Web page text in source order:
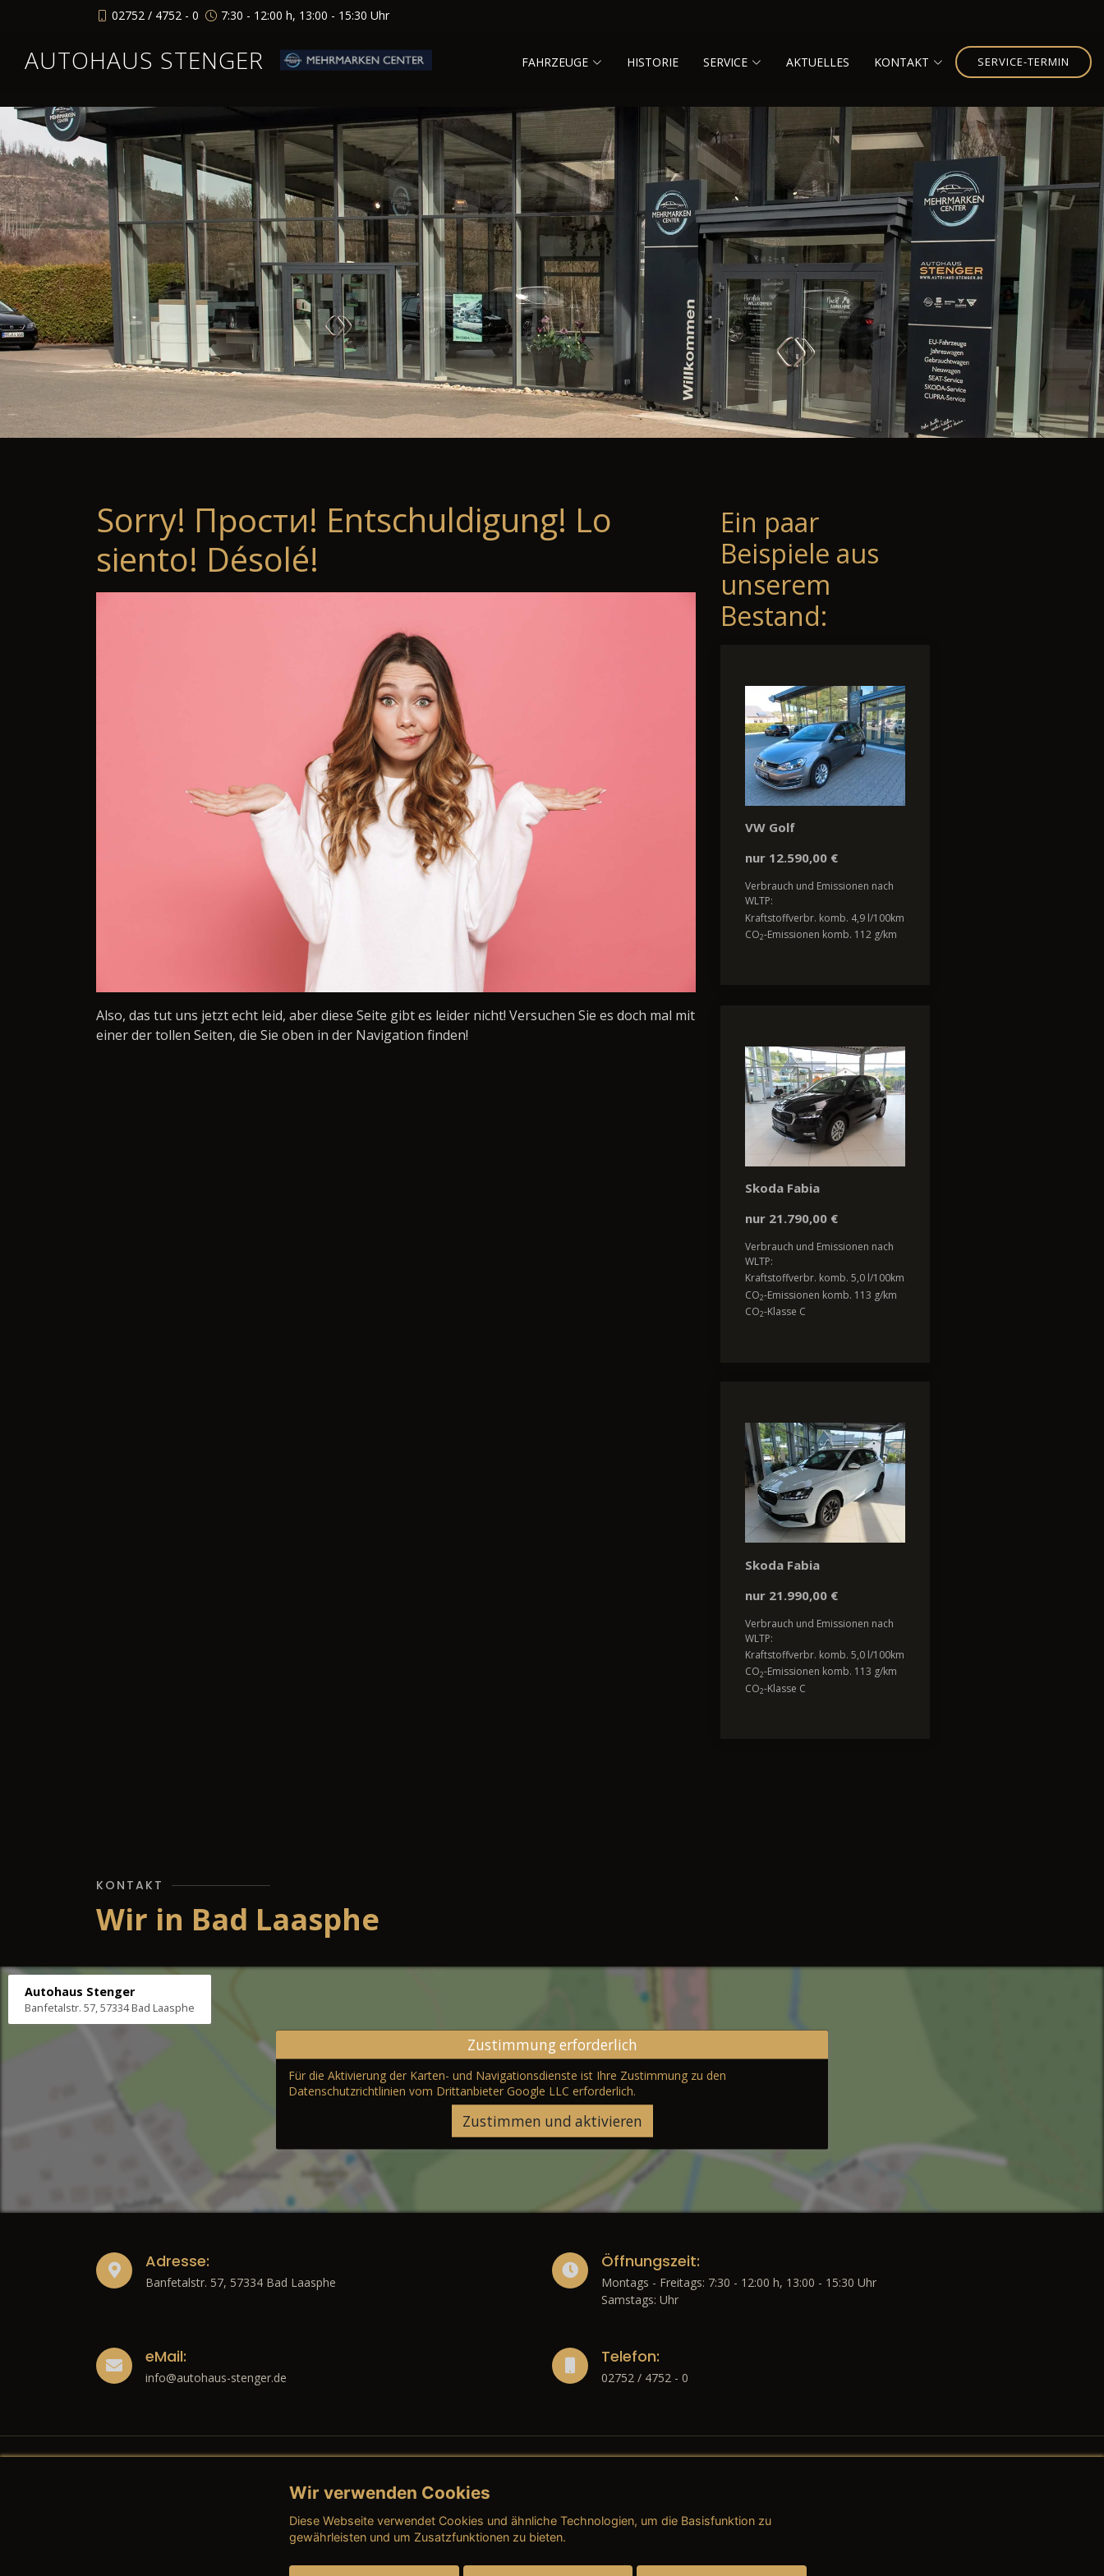
02752 / 4752 - 0 7:30 - 12:00 h, 13:00 - 15:30 Uhr
AUTOHAUS STENGER FAHRZEUGE HISTORIE SERVICE AKTUELLES KONTAKT SERVICE-TERMIN
Sorry! Прости! Entschuldigung! Lo
siento! Désolé!
Also, das tut uns jetzt echt leid, aber diese Seite gibt es leider nicht! Versuchen Sie es doch mal mit
einer der tollen Seiten, die Sie oben in der Navigation finden!
Ein paar
Beispiele aus
unserem
Bestand:
VW Golf
nur 12.590,00 €
Verbrauch und Emissionen nach
WLTP:
Kraftstoffverbr. komb. 4,9 l/100km
CO2-Emissionen komb. 112 g/km
Skoda Fabia
nur 21.790,00 €
Verbrauch und Emissionen nach
WLTP:
Kraftstoffverbr. komb. 5,0 l/100km
CO2-Emissionen komb. 113 g/km
CO2-Klasse C
Skoda Fabia
nur 21.990,00 €
Verbrauch und Emissionen nach
WLTP:
Kraftstoffverbr. komb. 5,0 l/100km
CO2-Emissionen komb. 113 g/km
CO2-Klasse C
KONTAKT
Wir in Bad Laasphe
Autohaus Stenger
Banfetalstr. 57, 57334 Bad Laasphe
Zustimmung erforderlich
Für die Aktivierung der Karten- und Navigationsdienste ist Ihre Zustimmung zu den
Datenschutzrichtlinien vom Drittanbieter Google LLC erforderlich.
Zustimmen und aktivieren
Adresse:
Banfetalstr. 57, 57334 Bad Laasphe
Öffnungszeit:
Montags - Freitags: 7:30 - 12:00 h, 13:00 - 15:30 Uhr
Samstags: Uhr
eMail:
info@autohaus-stenger.de
Telefon:
02752 / 4752 - 0
Rechtliches
→ Impressum
→ AGB (Neuwagen)
→ AGB (Teile & Zubehör)
Wir verwenden Cookies
Diese Webseite verwendet Cookies und ähnliche Technologien, um die Basisfunktion zu
gewährleisten und um Zusatzfunktionen zu bieten.